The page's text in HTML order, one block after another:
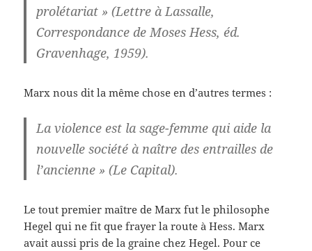
prolétariat » (Lettre à Lassalle,
Correspondance de Moses Hess, éd.
Gravenhage, 1959).
Marx nous dit la même chose en d’autres termes :
La violence est la sage-femme qui aide la
nouvelle société à naître des entrailles de
l’ancienne » (Le Capital).
Le tout premier maître de Marx fut le philosophe
Hegel qui ne fit que frayer la route à Hess. Marx
avait aussi pris de la graine chez Hegel. Pour ce